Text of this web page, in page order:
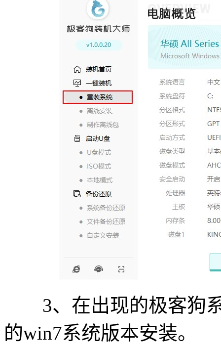
3、在出现的极客狗系
的win7系统版本安装。